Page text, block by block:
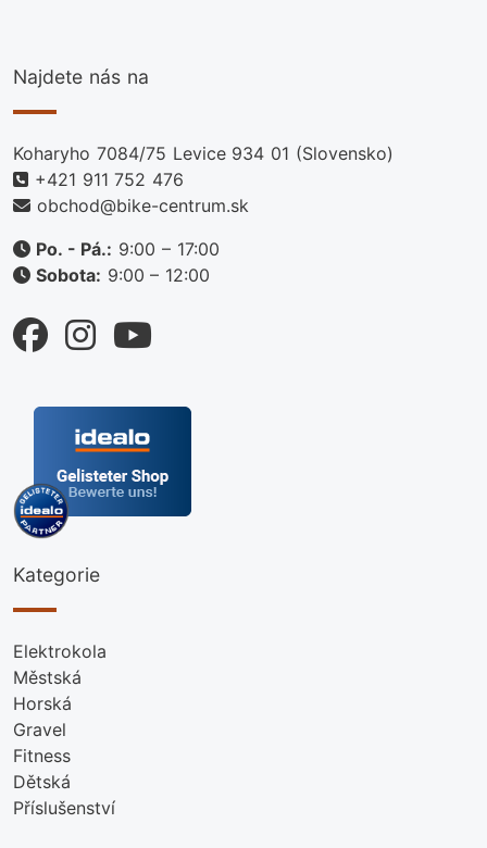
Najdete nás na
Koharyho 7084/75 Levice 934 01 (Slovensko)
+421 911 752 476
obchod@bike-centrum.sk
Po. - Pá.: 9:00 – 17:00
Sobota: 9:00 – 12:00
Kategorie
Elektrokola
Městská
Horská
Gravel
Fitness
Dětská
Příslušenství